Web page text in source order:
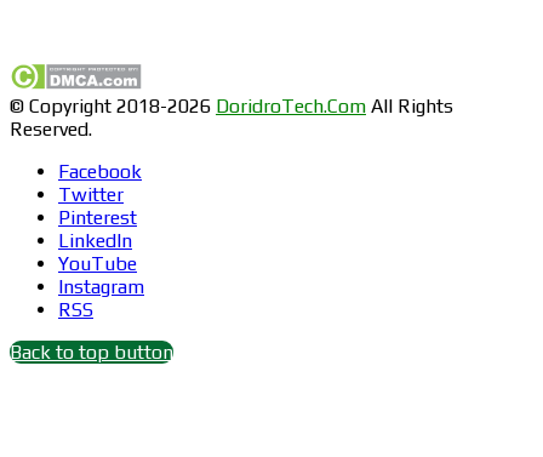
© Copyright 2018-2026 DoridroTech.Com All Rights
Reserved.
Facebook
Twitter
Pinterest
LinkedIn
YouTube
Instagram
RSS
Back to top button